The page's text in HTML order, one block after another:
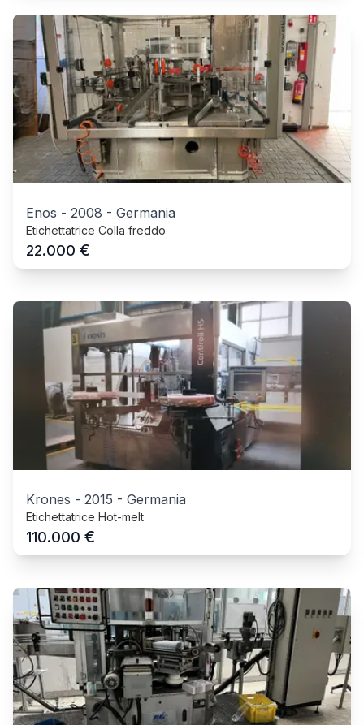
Enos - 2008 - Germania
Etichettatrice Colla freddo
22.000 €
Krones - 2015 - Germania
Etichettatrice Hot-melt
110.000 €